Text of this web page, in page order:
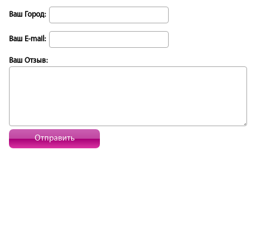
Ваш Город:
Ваш E-mail:
Ваш Отзыв:
Отправить